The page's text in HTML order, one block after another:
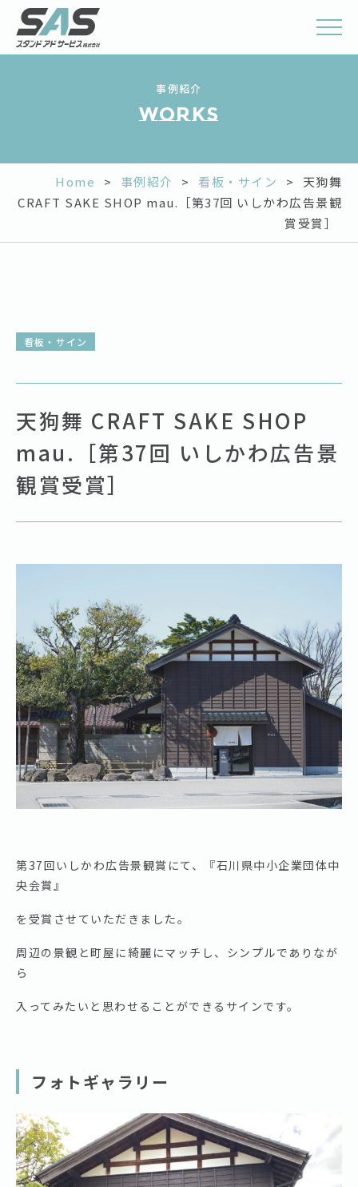
事例紹介
works
Home > 事例紹介 > 看板・サイン >
天狗舞
CRAFT SAKE SHOP mau.［第37回 いしかわ広告景観
賞受賞］
看板・サイン
天狗舞 CRAFT SAKE SHOP
mau.［第37回 いしかわ広告景
観賞受賞］
第37回いしかわ広告景観賞にて、『石川県中小企業団体中
央会賞』
を受賞させていただきました。
周辺の景観と町屋に綺麗にマッチし、シンプルでありなが
ら
入ってみたいと思わせることができるサインです。
フォトギャラリー